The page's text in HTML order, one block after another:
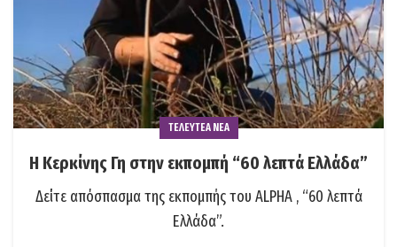
ΤΕΛΕΥΤΕΑ ΝΕΑ
Η Κερκίνης Γη στην εκπομπή “60 λεπτά Ελλάδα”
Δείτε απόσπασμα της εκπομπής του ALPHA , “60 λεπτά
Ελλάδα”.